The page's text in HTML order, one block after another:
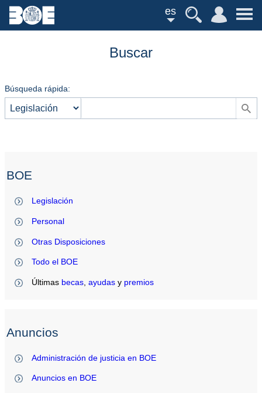
es
Buscar
Búsqueda rápida:
BOE
Legislación
Personal
Otras Disposiciones
Todo el BOE
Últimas becas ,ayudas y premios
Anuncios
Administración de justicia en BOE
Anuncios en BOE